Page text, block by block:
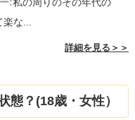
:私の周りのその年代の
楽な...
詳細を見る＞＞
態？(18歳・女性）